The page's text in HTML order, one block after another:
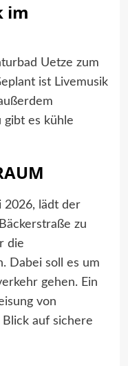
im
Uetze zum
ist Livemusik
gibt es kühle
2026, lädt der
zu
die
Dabei soll es um
gehen. Ein
von
auf sichere